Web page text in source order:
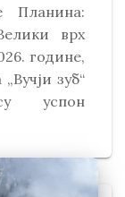
Планина:
врх
године,
зуб“
успон